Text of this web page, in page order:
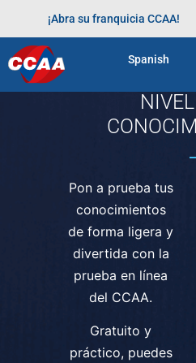
¡Abra su franquicia CCAA!
Spanish
Prueba tu
Pon a prueba tus
conocimientos
de forma ligera y
divertida con la
prueba en línea
del CCAA.
Gratuito y
práctico, puedes